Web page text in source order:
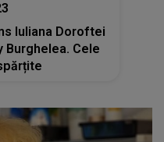
Iuliana Doroftei
Burghelea. Cele